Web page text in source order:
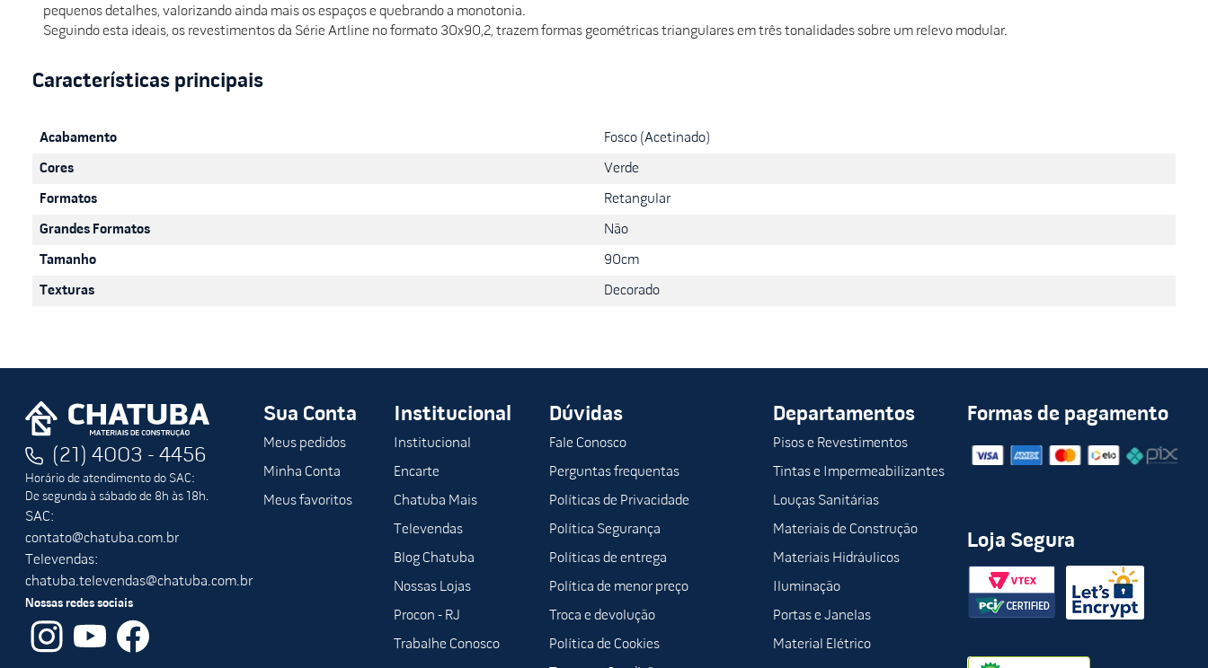
pequenos detalhes, valorizando ainda mais os espaços e quebrando a monotonia.
Seguindo esta ideais, os revestimentos da Série Artline no formato 30x90,2, trazem formas geométricas triangulares em três tonalidades sobre um relevo modular.
Acabamento Fosco (Acetinado)
Cores Verde
Formatos Retangular
Grandes Formatos Não
Tamanho 90cm
Texturas Decorado
(21) 4003 - 4456
Horário de atendimento do SAC:
De segunda à sábado de 8h às 18h.
SAC:
contato@chatuba.com.br
Televendas:
chatuba.televendas@chatuba.com.br
Nossas redes sociais
Sua Conta
Meus pedidos
Minha Conta
Meus favoritos
Institucional
Institucional
Encarte
Chatuba Mais
Televendas
Blog Chatuba
Nossas Lojas
Procon - RJ
Trabalhe Conosco
Dúvidas
Fale Conosco
Perguntas frequentas
Políticas de Privacidade
Política Segurança
Políticas de entrega
Política de menor preço
Troca e devolução
Política de Cookies
Departamentos
Pisos e Revestimentos
Tintas e Impermeabilizantes
Louças Sanitárias
Materiais de Construção
Materiais Hidráulicos
Iluminação
Portas e Janelas
Material Elétrico
Formas de pagamento
Loja Segura